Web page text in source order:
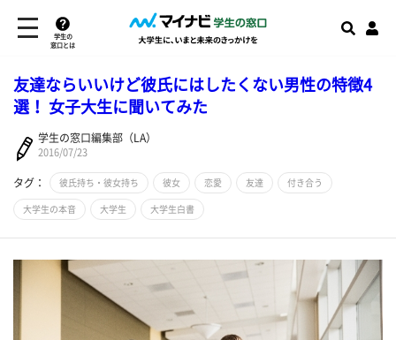
学生の
窓口とは
友達ならいいけど彼氏にはしたくない男性の特徴4
選！ 女子大生に聞いてみた
学生の窓口編集部（LA）
2016/07/23
タグ： 彼氏持ち・彼女持ち 彼女 恋愛 友達 付き合う
大学生の本音 大学生 大学生白書